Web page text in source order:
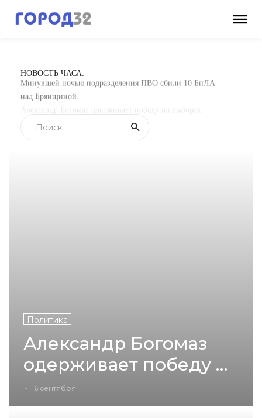
НОВОСТЬ ЧАСА:
Александр Богомаз одерживает победу на выборах
губернатора Брянской области
Минувшей ночью подразделения ПВО сбили 10 БпЛА
над Брянщиной.
Политика
Александр Богомаз
одерживает победу на
выборах губернатора
Брянской области
- 16 сентября